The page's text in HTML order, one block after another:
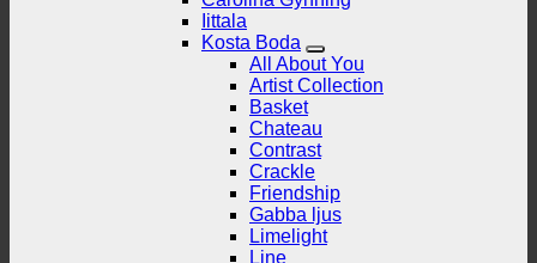
Iittala
Kosta Boda
All About You
Artist Collection
Basket
Chateau
Contrast
Crackle
Friendship
Gabba ljus
Limelight
Line